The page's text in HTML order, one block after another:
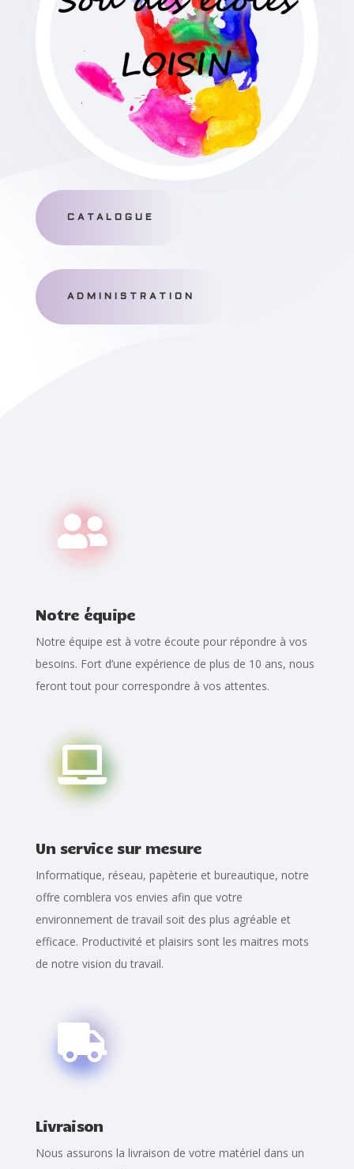
CATALOGUE
ADMINISTRATION

Notre équipe
Notre équipe est à votre écoute pour répondre à vos
besoins. Fort d’une expérience de plus de 10 ans, nous
feront tout pour correspondre à vos attentes.

Un service sur mesure
Informatique, réseau, papèterie et bureautique, notre
offre comblera vos envies afin que votre
environnement de travail soit des plus agréable et
efficace. Productivité et plaisirs sont les maitres mots
de notre vision du travail.

Livraison
Nous assurons la livraison de votre matériel dans un